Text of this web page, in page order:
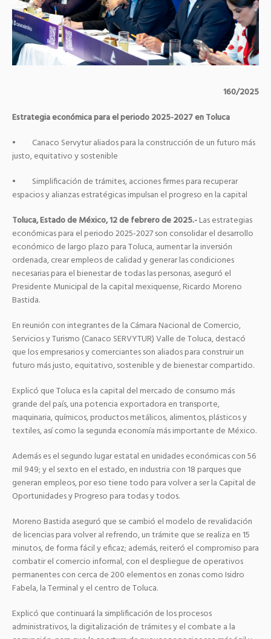
160/2025
Estrategia económica para el periodo 2025-2027 en Toluca
• Canaco Servytur aliados para la construcción de un futuro más
justo, equitativo y sostenible
• Simplificación de trámites, acciones firmes para recuperar
espacios y alianzas estratégicas impulsan el progreso en la capital
Toluca, Estado de México, 12 de febrero de 2025.-Las estrategias
económicas para el periodo 2025-2027 son consolidar el desarrollo
económico de largo plazo para Toluca, aumentar la inversión
ordenada, crear empleos de calidad y generar las condiciones
necesarias para el bienestar de todas las personas, aseguró el
Presidente Municipal de la capital mexiquense, Ricardo Moreno
Bastida.
En reunión con integrantes de la Cámara Nacional de Comercio,
Servicios y Turismo (Canaco SERVYTUR) Valle de Toluca, destacó
que los empresarios y comerciantes son aliados para construir un
futuro más justo, equitativo, sostenible y de bienestar compartido.
Explicó que Toluca es la capital del mercado de consumo más
grande del país, una potencia exportadora en transporte,
maquinaria, químicos, productos metálicos, alimentos, plásticos y
textiles, así como la segunda economía más importante de México.
Además es el segundo lugar estatal en unidades económicas con 56
mil 949; y el sexto en el estado, en industria con 18 parques que
generan empleos, por eso tiene todo para volver a ser la Capital de
Oportunidades y Progreso para todas y todos.
Moreno Bastida aseguró que se cambió el modelo de revalidación
de licencias para volver al refrendo, un trámite que se realiza en 15
minutos, de forma fácil y eficaz; además, reiteró el compromiso para
combatir el comercio informal, con el despliegue de operativos
permanentes con cerca de 200 elementos en zonas como Isidro
Fabela, la Terminal y el centro de Toluca.
Explicó que continuará la simplificación de los procesos
administrativos, la digitalización de trámites y el combate a la